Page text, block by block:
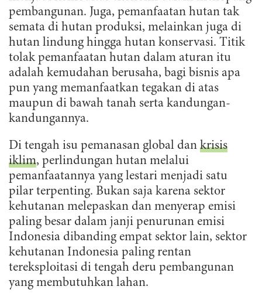
pembangunan. Juga, pemanfaatan hutan tak
semata di hutan produksi, melainkan juga di
hutan lindung hingga hutan konservasi. Titik
tolak pemanfaatan hutan dalam aturan itu
adalah kemudahan berusaha, bagi bisnis apa
pun yang memanfaatkan tegakan di atas
maupun di bawah tanah serta kandungan-
kandungannya.
Di tengah isu pemanasan global dan krisis
iklim, perlindungan hutan melalui
pemanfaatannya yang lestari menjadi satu
pilar terpenting. Bukan saja karena sektor
kehutanan melepaskan dan menyerap emisi
paling besar dalam janji penurunan emisi
Indonesia dibanding empat sektor lain, sektor
kehutanan Indonesia paling rentan
tereksploitasi di tengah deru pembangunan
yang membutuhkan lahan.